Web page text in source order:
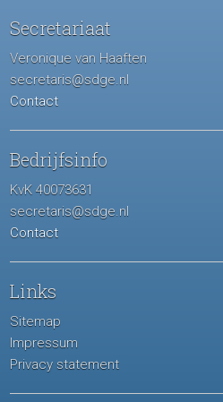
Secretariaat
Veronique van Haaften
secretaris@sdge.nl
Contact
Bedrijfsinfo
KvK 40073631
secretaris@sdge.nl
Contact
Links
Sitemap
Impressum
Privacy statement